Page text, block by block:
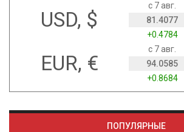
USD, $
с 7 авг.
81.4077
+0.4784
EUR, €
с 7 авг.
94.0585
+0.8684
ПОПУЛЯРНЫЕ